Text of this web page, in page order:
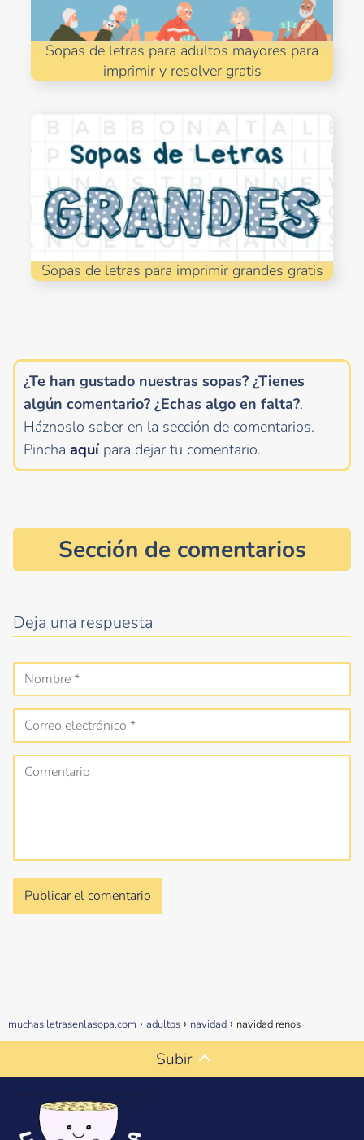
Sopas de letras para adultos mayores para
imprimir y resolver gratis
Sopas de letras para imprimir grandes gratis
¿Te han gustado nuestras sopas? ¿Tienes
algún comentario? ¿Echas algo en falta?.
Háznoslo saber en la sección de comentarios.
Pincha aquí para dejar tu comentario.
Sección de comentarios
Deja una respuesta
muchas.letrasenlasopa.com adultos navidad navidad renos
Subir